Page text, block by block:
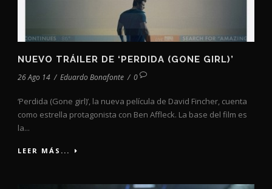
NUEVO TRÁILER DE ‘PERDIDA (GONE GIRL)’
26 Ago 14 / Eduardo Bonafonte / 0
‘Perdida (Gone girl)’, la nueva película de David Fincher, cuenta
como estrella protagonista con Ben Affleck. La base del film es
la...
LEER MÁS...